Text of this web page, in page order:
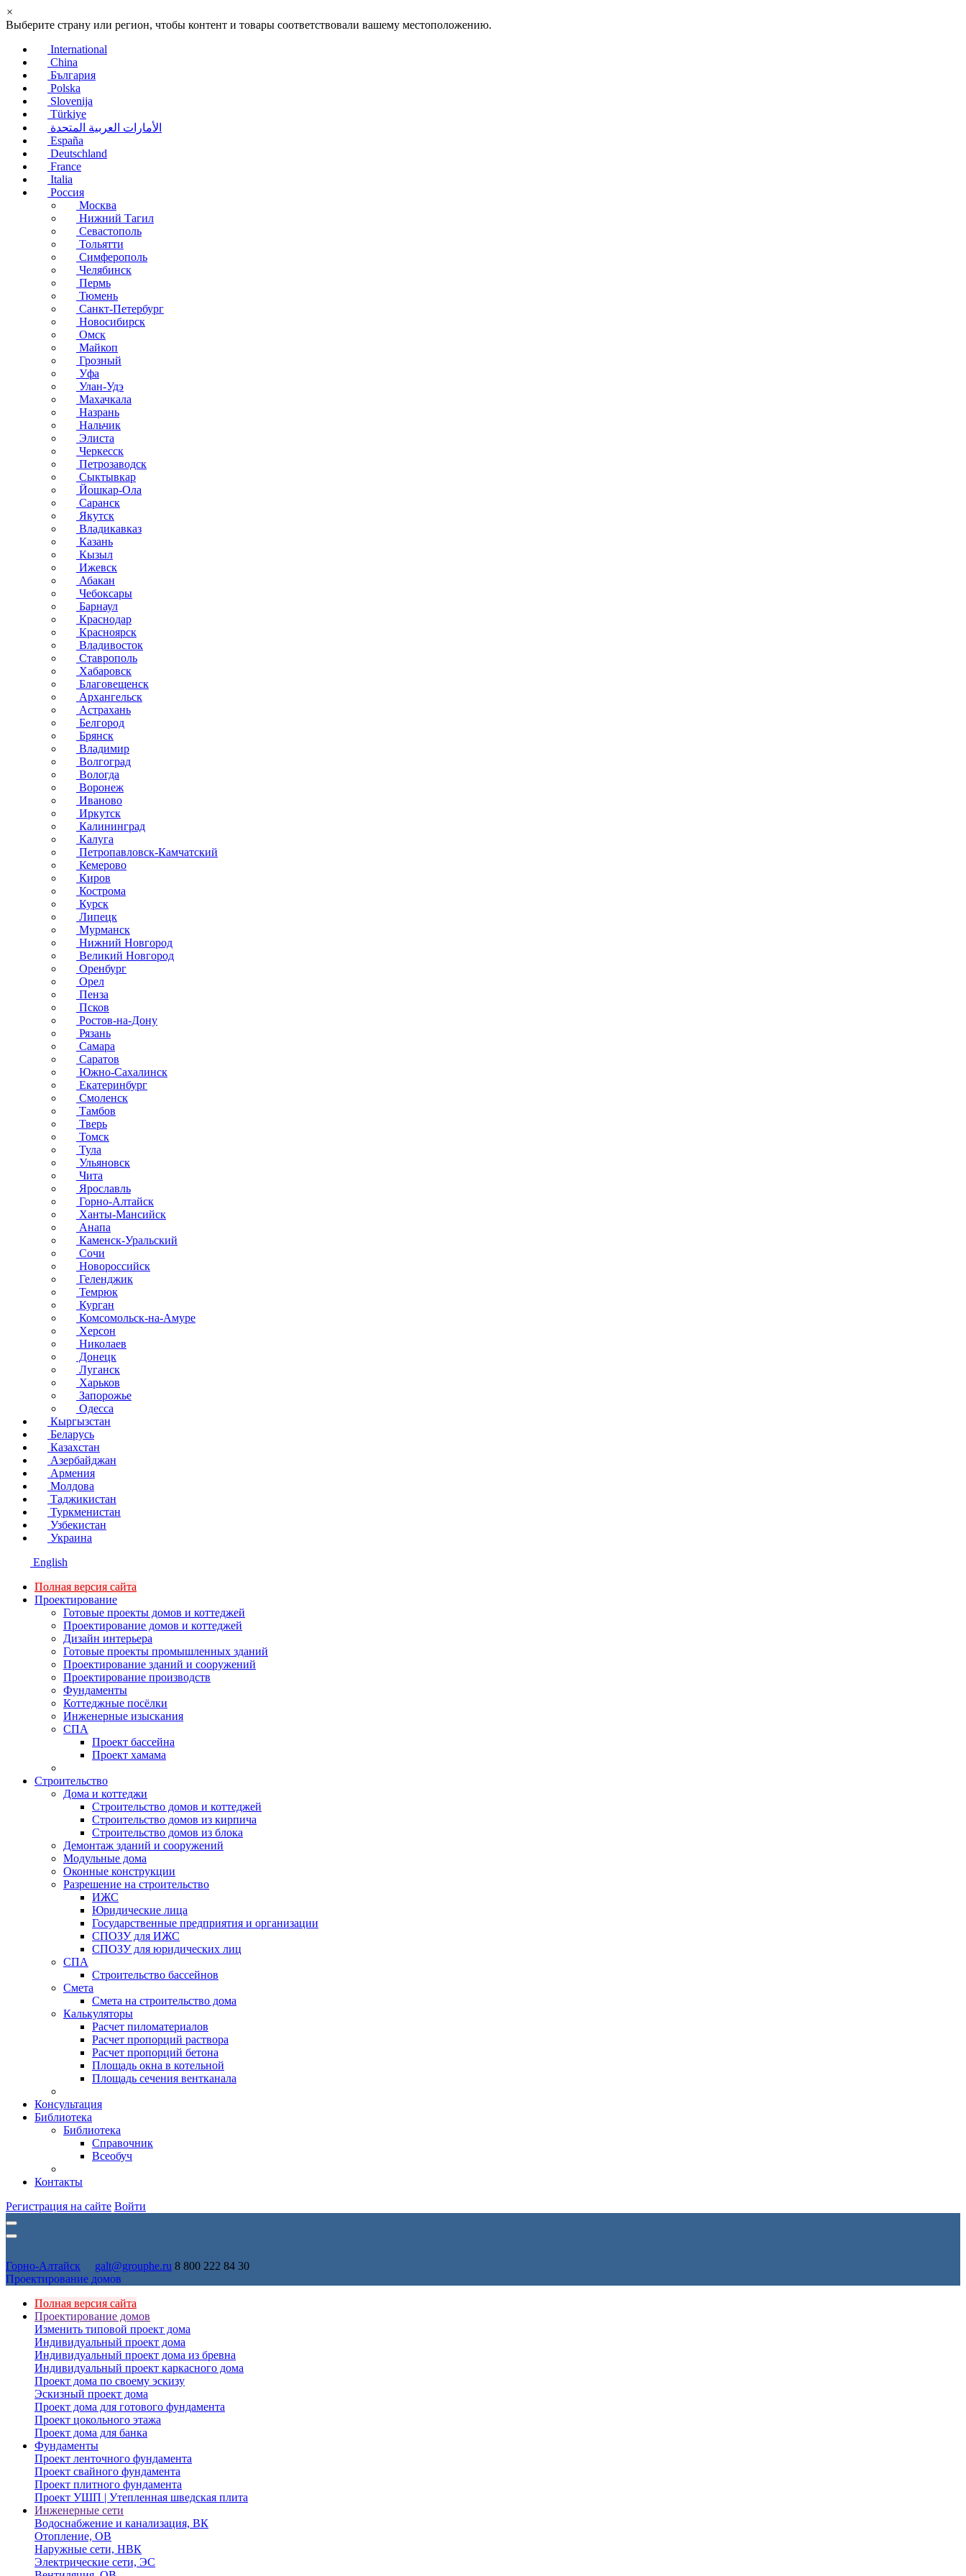
×
Выберите страну или регион, чтобы контент и товары соответствовали вашему местоположению.
International
China
България
Polska
Slovenija
Türkiye
الأمارات العربية المتحدة
España
Deutschland
France
Italia
Россия
Москва
Нижний Тагил
Севастополь
Тольятти
Симферополь
Челябинск
Пермь
Тюмень
Санкт-Петербург
Новосибирск
Омск
Майкоп
Грозный
Уфа
Улан-Удэ
Махачкала
Назрань
Нальчик
Элиста
Черкесск
Петрозаводск
Сыктывкар
Йошкар-Ола
Саранск
Якутск
Владикавказ
Казань
Кызыл
Ижевск
Абакан
Чебоксары
Барнаул
Краснодар
Красноярск
Владивосток
Ставрополь
Хабаровск
Благовещенск
Архангельск
Астрахань
Белгород
Брянск
Владимир
Волгоград
Вологда
Воронеж
Иваново
Иркутск
Калининград
Калуга
Петропавловск-Камчатский
Кемерово
Киров
Кострома
Курск
Липецк
Мурманск
Нижний Новгород
Великий Новгород
Оренбург
Орел
Пенза
Псков
Ростов-на-Дону
Рязань
Самара
Саратов
Южно-Сахалинск
Екатеринбург
Смоленск
Тамбов
Тверь
Томск
Тула
Ульяновск
Чита
Ярославль
Горно-Алтайск
Ханты-Мансийск
Анапа
Каменск-Уральский
Сочи
Новороссийск
Геленджик
Темрюк
Курган
Комсомольск-на-Амуре
Херсон
Николаев
Донецк
Луганск
Харьков
Запорожье
Одесса
Кыргызстан
Беларусь
Казахстан
Азербайджан
Армения
Молдова
Таджикистан
Туркменистан
Узбекистан
Украина
English
Полная версия сайта
Проектирование
Готовые проекты домов и коттеджей
Проектирование домов и коттеджей
Дизайн интерьера
Готовые проекты промышленных зданий
Проектирование зданий и сооружений
Проектирование производств
Фундаменты
Коттеджные посёлки
Инженерные изыскания
СПА
Проект бассейна
Проект хамама
Строительство
Дома и коттеджи
Строительство домов и коттеджей
Строительство домов из кирпича
Строительство домов из блока
Демонтаж зданий и сооружений
Модульные дома
Оконные конструкции
Разрешение на строительство
ИЖС
Юридические лица
Государственные предприятия и организации
СПОЗУ для ИЖС
СПОЗУ для юридических лиц
СПА
Строительство бассейнов
Смета
Смета на строительство дома
Калькуляторы
Расчет пиломатериалов
Расчет пропорций раствора
Расчет пропорций бетона
Площадь окна в котельной
Площадь сечения вентканала
Консультация
Библиотека
Библиотека
Справочник
Всеобуч
Контакты
Регистрация на сайте Войти
Горно-Алтайск galt@grouphe.ru 8 800 222 84 30
Проектирование домов
Полная версия сайта
Проектирование домов
Изменить типовой проект дома
Индивидуальный проект дома
Индивидуальный проект дома из бревна
Индивидуальный проект каркасного дома
Проект дома по своему эскизу
Эскизный проект дома
Проект дома для готового фундамента
Проект цокольного этажа
Проект дома для банка
Фундаменты
Проект ленточного фундамента
Проект свайного фундамента
Проект плитного фундамента
Проект УШП | Утепленная шведская плита
Инженерные сети
Водоснабжение и канализация, ВК
Отопление, ОВ
Наружные сети, НВК
Электрические сети, ЭС